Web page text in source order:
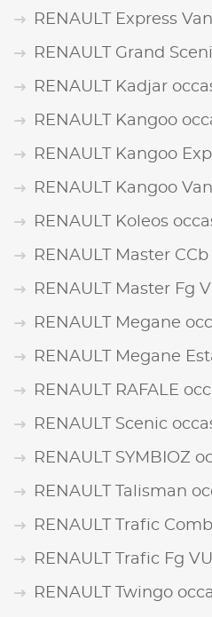
RENAULT Express
RENAULT Grand
RENAULT Kadjar
RENAULT Kangoo
RENAULT Kangoo
RENAULT Kangoo
RENAULT Koleos
RENAULT Master
RENAULT Master Fg
RENAULT Megane
RENAULT Megane
RENAULT RAFALE
RENAULT Scenic
RENAULT SYMBIOZ
RENAULT Talisman
RENAULT Trafic
RENAULT Trafic Fg
RENAULT Twingo